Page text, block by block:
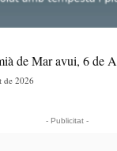
de Mar avui, 6 de
de 2026
- Publicitat -